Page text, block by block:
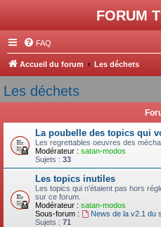
FORUM
FAQ
Accueil du forum Les déchets
Les déchets
La poubelle des topics qui
Les regrettables oeuvres des
Modérateur : satan-modos
Sujets : 33
Les topics inutiles
Les topics qui n'étaient pas hors
sur ce forum.
Modérateur : satan-modos
Sous-forum :
News de la v2.1 du
Sujets : 71